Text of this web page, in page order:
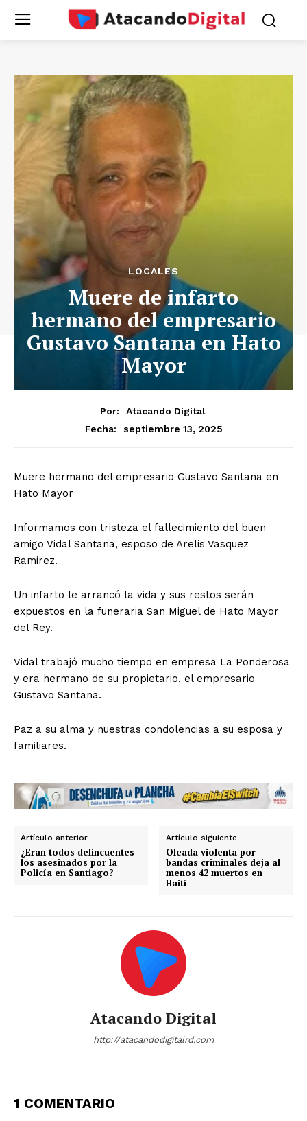
LOCALES
Muere de infarto
hermano del empresario
Gustavo Santana en Hato
Mayor
Por:
Atacando Digital
Fecha:
septiembre 13, 2025
Muere hermano del empresario Gustavo Santana en
Hato Mayor
Informamos con tristeza el fallecimiento del buen
amigo Vidal Santana, esposo de Arelis Vasquez
Ramirez.
Un infarto le arrancó la vida y sus restos serán
expuestos en la funeraria San Miguel de Hato Mayor
del Rey.
Vidal trabajó mucho tiempo en empresa La Ponderosa
y era hermano de su propietario, el empresario
Gustavo Santana.
Paz a su alma y nuestras condolencias a su esposa y
familiares.
Artículo anterior
¿Eran todos delincuentes
los asesinados por la
Policía en Santiago?
Artículo siguiente
Oleada violenta por
bandas criminales deja al
menos 42 muertos en
Haití
Atacando Digital
http://atacandodigitalrd.com
1 COMENTARIO